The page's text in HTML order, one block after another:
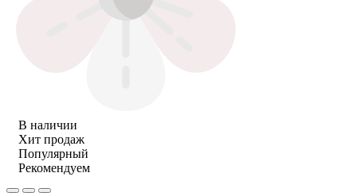
В наличии
Хит продаж
Популярный
Рекомендуем